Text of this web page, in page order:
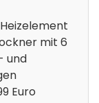
mit 6
und
Euro